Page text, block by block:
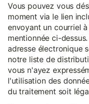
Vous pouvez vous
moment via le lien
envoyant un courriel
mentionnée ci-
adresse électronique
notre liste de
vous n'ayez
l'utilisation des
du traitement soit